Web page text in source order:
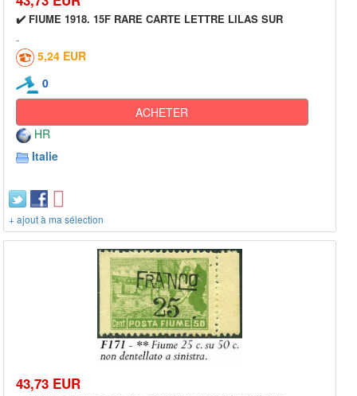
✔️ FIUME 1918. 15F RARE CARTE LETTRE LILAS SUR
5,24 EUR
0
ACHETER
HR
Italie
+ ajout à ma sélection
43,73 EUR